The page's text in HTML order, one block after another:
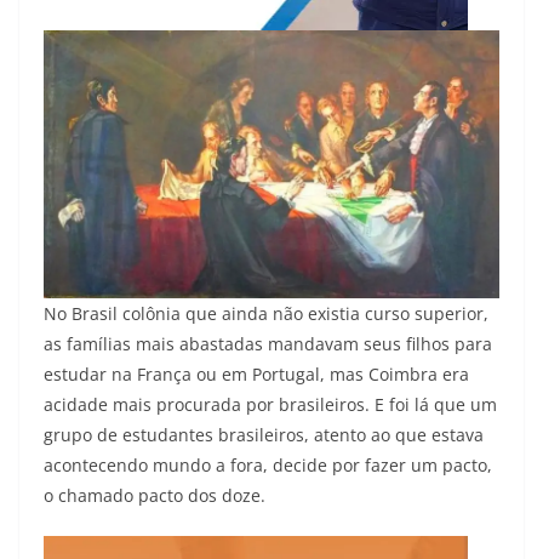
No Brasil colônia que ainda não existia curso superior,
as famílias mais abastadas mandavam seus filhos para
estudar na França ou em Portugal, mas Coimbra era
acidade mais procurada por brasileiros. E foi lá que um
grupo de estudantes brasileiros, atento ao que estava
acontecendo mundo a fora, decide por fazer um pacto,
o chamado pacto dos doze.